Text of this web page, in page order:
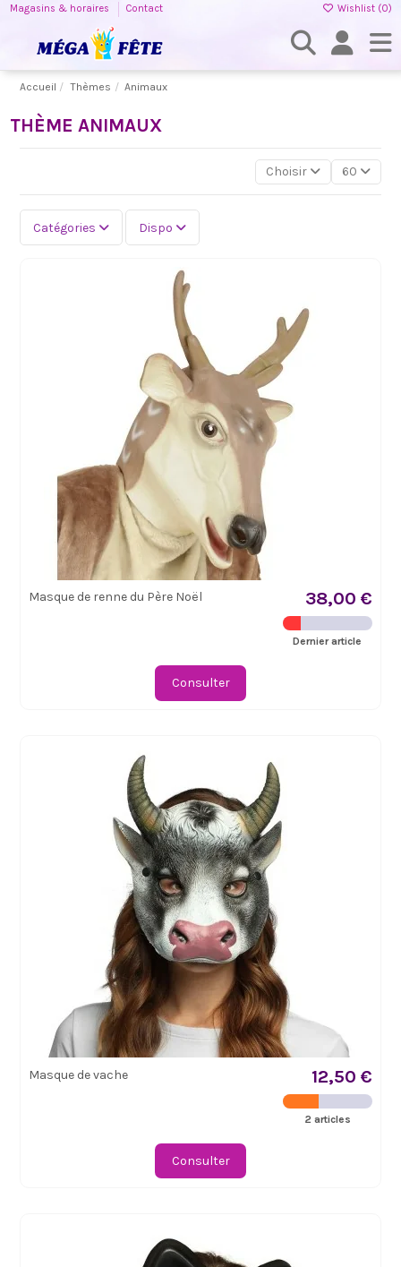
Magasins & horaires Contact Wishlist (0)
Accueil Thèmes Animaux
THÈME ANIMAUX
Choisir 60
Catégories Dispo
Masque de renne du Père Noël 38,00 €
Dernier article
Consulter
Masque de vache 12,50 €
2 articles
Consulter